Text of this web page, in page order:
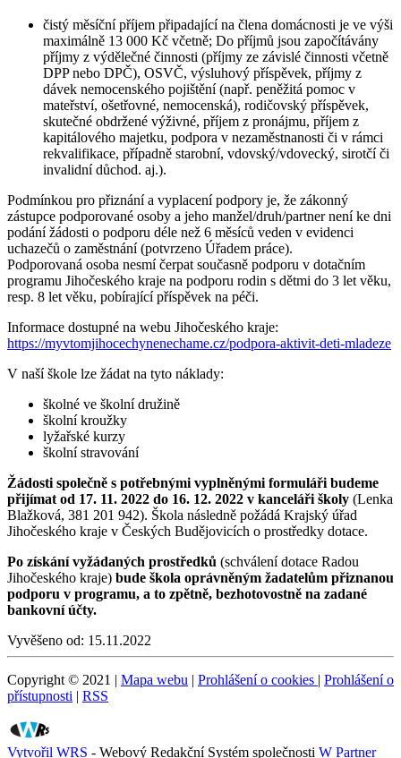
čistý měsíční příjem připadající na člena domácnosti je ve výši
maximálně 13 000 Kč včetně; Do příjmů jsou započítávány
příjmy z výdělečné činnosti (příjmy ze závislé činnosti včetně
DPP nebo DPČ), OSVČ, výsluhový příspěvek, příjmy z
dávek nemocenského pojištění (např. peněžitá pomoc v
mateřství, ošetřovné, nemocenská), rodičovský příspěvek,
skutečné obdržené výživné, příjem z pronájmu, příjem z
kapitálového majetku, podpora v nezaměstnanosti či v rámci
rekvalifikace, případně starobní, vdovský/vdovecký, sirotčí či
invalidní důchod. aj.).
Podmínkou pro přiznání a vyplacení podpory je, že zákonný
zástupce podporované osoby a jeho manžel/druh/partner není ke dni
podání žádosti o podporu déle než 6 měsíců veden v evidenci
uchazečů o zaměstnání (potvrzeno Úřadem práce).
Podporovaná osoba nesmí čerpat současně podporu v dotačním
programu Jihočeského kraje na podporu rodin s dětmi do 3 let věku,
resp. 8 let věku, pobírající příspěvek na péči.
Informace dostupné na webu Jihočeského kraje:
https://myvtomjihocechynenechame.cz/podpora-aktivit-deti-mladeze
V naší škole lze žádat na tyto náklady:
školné ve školní družině
školní kroužky
lyžařské kurzy
školní stravování
Žádosti společně s potřebnými vyplněnými formuláři budeme
přijímat od 17. 11. 2022 do 16. 12. 2022 v kanceláři školy (Lenka
Blažková, 381 201 942). Škola následně požádá Krajský úřad
Jihočeského kraje v Českých Budějovicích o prostředky dotace.
Po získání vyžádaných prostředků (schválení dotace Radou
Jihočeského kraje) bude škola oprávněným žadatelům přiznanou
podporu v programu, a to zpětně, bezhotovostně na zadané
bankovní účty.
Vyvěšeno od: 15.11.2022
Copyright © 2021 | Mapa webu | Prohlášení o cookies | Prohlášení o
přístupnosti | RSS
Vytvořil WRS - Webový Redakční Systém společnosti W Partner